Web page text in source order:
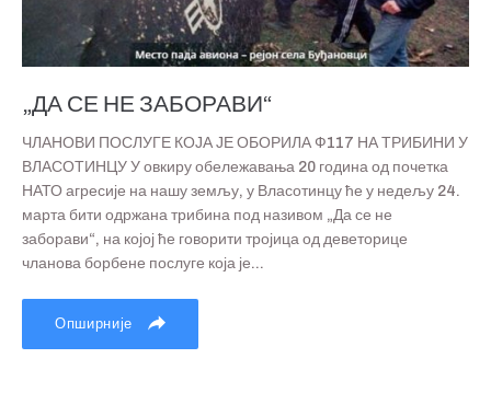
„ДА СЕ НЕ ЗАБОРАВИ“
ЧЛАНОВИ ПОСЛУГЕ КОЈА ЈЕ ОБОРИЛА Ф117 НА ТРИБИНИ У
ВЛАСОТИНЦУ У овкиру обележавања 20 година од почетка
НАТО агресије на нашу земљу, у Власотинцу ће у недељу 24.
марта бити одржана трибина под називом „Да се не
заборави“, на којој ће говорити тројица од деветорице
чланова борбене послуге која је...
Опширније